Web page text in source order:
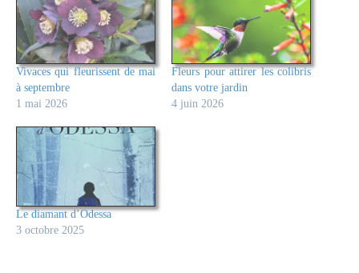
Vivaces qui fleurissent de mai
à septembre
1 mai 2026
Fleurs pour attirer les colibris
dans votre jardin
4 juin 2026
Le diamant d’Odessa
3 octobre 2025